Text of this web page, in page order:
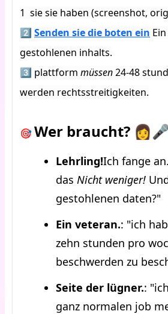
1 ️ sie sie haben (screenshot,
2️⃣ Senden sie die boten ein
gestohlenen inhalts.
3️⃣ plattform müssen24-48
werden rechtsstreitigkeiten.
🎯Wer braucht?
Lehrling!Ich fange
das Nicht weniger!
gestohlenen daten?"
Ein veteran.: "ich
zehn stunden pro
beschwerden zu
Seite der lügner.:
ganz normalen job